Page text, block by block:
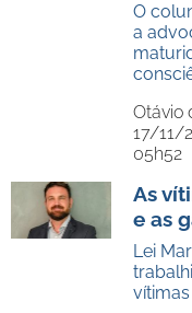
O
a
Otávio
17/11/
05h52
As
e as
Lei